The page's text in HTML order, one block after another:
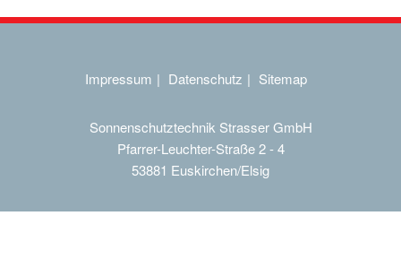
Impressum Datenschutz Sitemap
Sonnenschutztechnik Strasser GmbH
Pfarrer-Leuchter-Straße 2 - 4
53881 Euskirchen/Elsig